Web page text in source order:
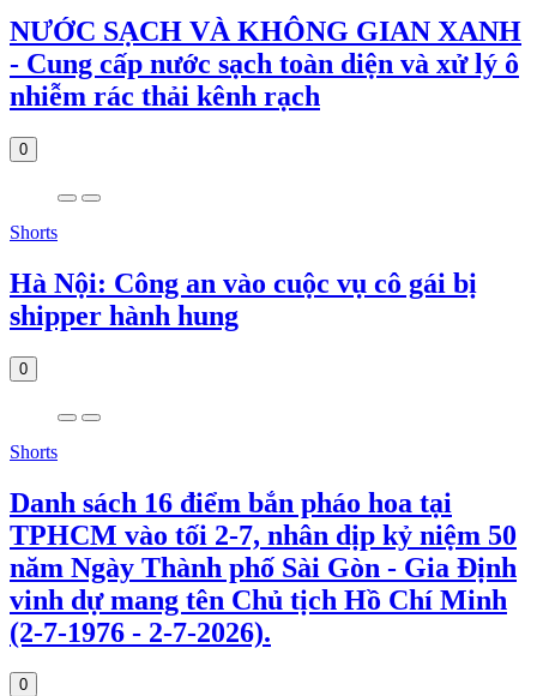
NƯỚC SẠCH VÀ KHÔNG GIAN XANH
- Cung cấp nước sạch toàn diện và xử lý ô
nhiễm rác thải kênh rạch
0
Shorts
Hà Nội: Công an vào cuộc vụ cô gái bị
shipper hành hung
0
Shorts
Danh sách 16 điểm bắn pháo hoa tại
TPHCM vào tối 2-7, nhân dịp kỷ niệm 50
năm Ngày Thành phố Sài Gòn - Gia Định
vinh dự mang tên Chủ tịch Hồ Chí Minh
(2-7-1976 - 2-7-2026).
0